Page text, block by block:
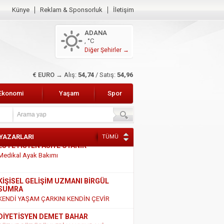
Künye Reklam & Sponsorluk İletişim
ADANA
, °C
Diğer Şehirler →
$ DOLAR → Alış: 47,49 / Satış: 47,68
Yaşam Spor
TÜMÜ
GELİŞİM UZMANI BİRGÜL
YAŞAM ÇARKINI KENDİN ÇEVİR
DEMET BAHAR
VE SÜT ÜRÜNLERİ HAKKINDAKİ